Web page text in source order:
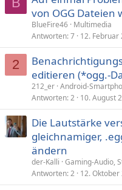
von OGG Dateien
BlueFire46 Multimedia
Antworten 7 12. Februar
2
editieren (*ogg.-
212_er Android-
Antworten 2 10. August
Die Lautstärke
gleichnamiger,
ändern
der-Kalli Gaming-Audio,
Antworten 2 12. Oktober